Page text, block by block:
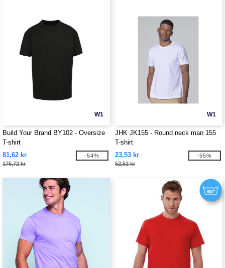
W1
Build Your Brand BY102 - Oversize
T-shirt
81,62 kr
175,72 kr
-54%
W1
JHK JK155 - Round neck man 155
T-shirt
23,53 kr
52,52 kr
-55%